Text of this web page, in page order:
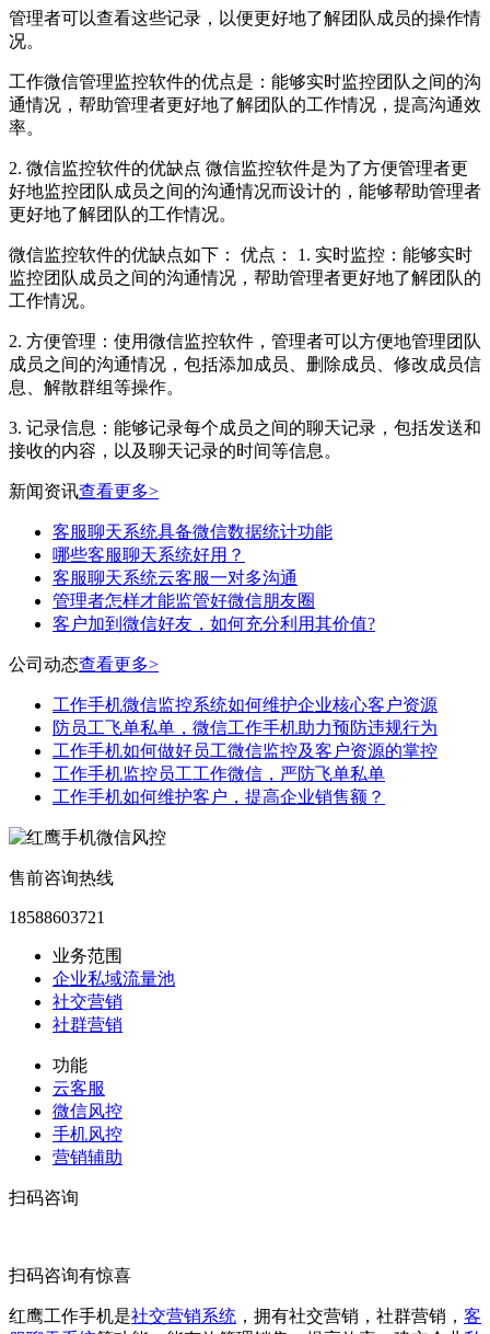
管理者可以查看这些记录，以便更好地了解团队成员的操作情
况。
工作微信管理监控软件的优点是：能够实时监控团队之间的沟
通情况，帮助管理者更好地了解团队的工作情况，提高沟通效
率。
2. 微信监控软件的优缺点 微信监控软件是为了方便管理者更
好地监控团队成员之间的沟通情况而设计的，能够帮助管理者
更好地了解团队的工作情况。
微信监控软件的优缺点如下： 优点： 1. 实时监控：能够实时
监控团队成员之间的沟通情况，帮助管理者更好地了解团队的
工作情况。
2. 方便管理：使用微信监控软件，管理者可以方便地管理团队
成员之间的沟通情况，包括添加成员、删除成员、修改成员信
息、解散群组等操作。
3. 记录信息：能够记录每个成员之间的聊天记录，包括发送和
接收的内容，以及聊天记录的时间等信息。
新闻资讯查看更多>
客服聊天系统具备微信数据统计功能
哪些客服聊天系统好用？
客服聊天系统云客服一对多沟通
管理者怎样才能监管好微信朋友圈
客户加到微信好友，如何充分利用其价值?
公司动态查看更多>
工作手机微信监控系统如何维护企业核心客户资源
防员工飞单私单，微信工作手机助力预防违规行为
工作手机如何做好员工微信监控及客户资源的掌控
工作手机监控员工工作微信，严防飞单私单
工作手机如何维护客户，提高企业销售额？
售前咨询热线
18588603721
业务范围
企业私域流量池
社交营销
社群营销
功能
云客服
微信风控
手机风控
营销辅助
扫码咨询
扫码咨询有惊喜
红鹰工作手机是社交营销系统 ，拥有社交营销，社群营销， 客